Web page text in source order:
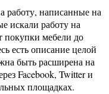
работу, написанные на
искали работу на
покупки мебели до
есть описание целой
быть расширена на
Facebook, Twitter и
площадках.